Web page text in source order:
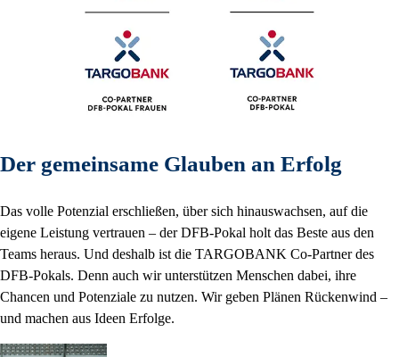
Der gemeinsame Glauben an Erfolg
Das volle Potenzial erschließen, über sich hinauswachsen, auf die
eigene Leistung vertrauen – der DFB-Pokal holt das Beste aus den
Teams heraus. Und deshalb ist die TARGOBANK Co-Partner des
DFB-Pokals. Denn auch wir unterstützen Menschen dabei, ihre
Chancen und Potenziale zu nutzen. Wir geben Plänen Rückenwind –
und machen aus Ideen Erfolge.